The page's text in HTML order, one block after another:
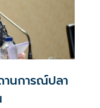
นการณ์ปลา